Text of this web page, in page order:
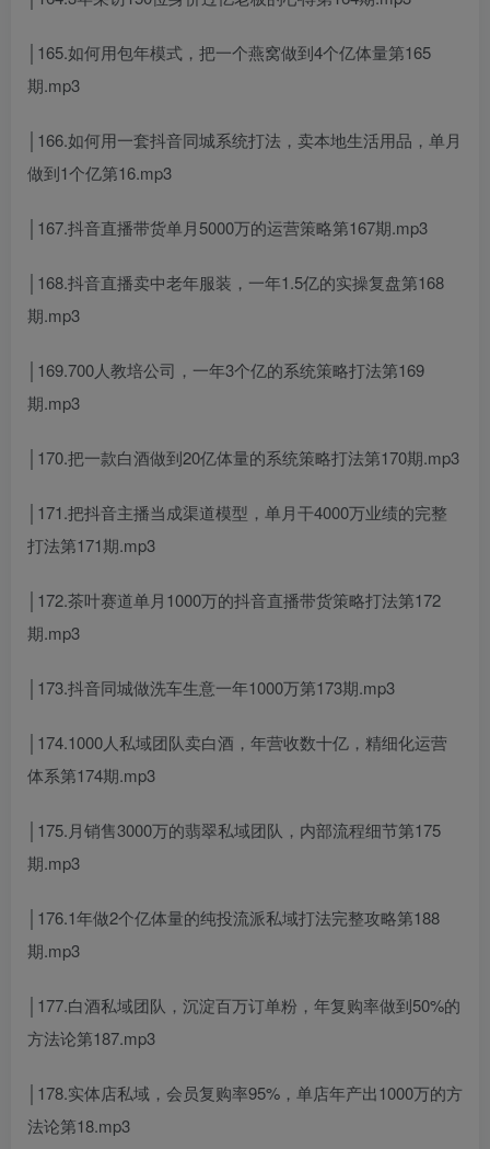
│165.如何用包年模式，把一个燕窝做到4个亿体量第165
期.mp3
│166.如何用一套抖音同城系统打法，卖本地生活用品，单月
做到1个亿第16.mp3
│167.抖音直播带货单月5000万的运营策略第167期.mp3
│168.抖音直播卖中老年服装，一年1.5亿的实操复盘第168
期.mp3
│169.700人教培公司，一年3个亿的系统策略打法第169
期.mp3
│170.把一款白酒做到20亿体量的系统策略打法第170期.mp3
│171.把抖音主播当成渠道模型，单月干4000万业绩的完整
打法第171期.mp3
│172.茶叶赛道单月1000万的抖音直播带货策略打法第172
期.mp3
│173.抖音同城做洗车生意一年1000万第173期.mp3
│174.1000人私域团队卖白酒，年营收数十亿，精细化运营
体系第174期.mp3
│175.月销售3000万的翡翠私域团队，内部流程细节第175
期.mp3
│176.1年做2个亿体量的纯投流派私域打法完整攻略第188
期.mp3
│177.白酒私域团队，沉淀百万订单粉，年复购率做到50%的
方法论第187.mp3
│178.实体店私域，会员复购率95%，单店年产出1000万的方
法论第18.mp3